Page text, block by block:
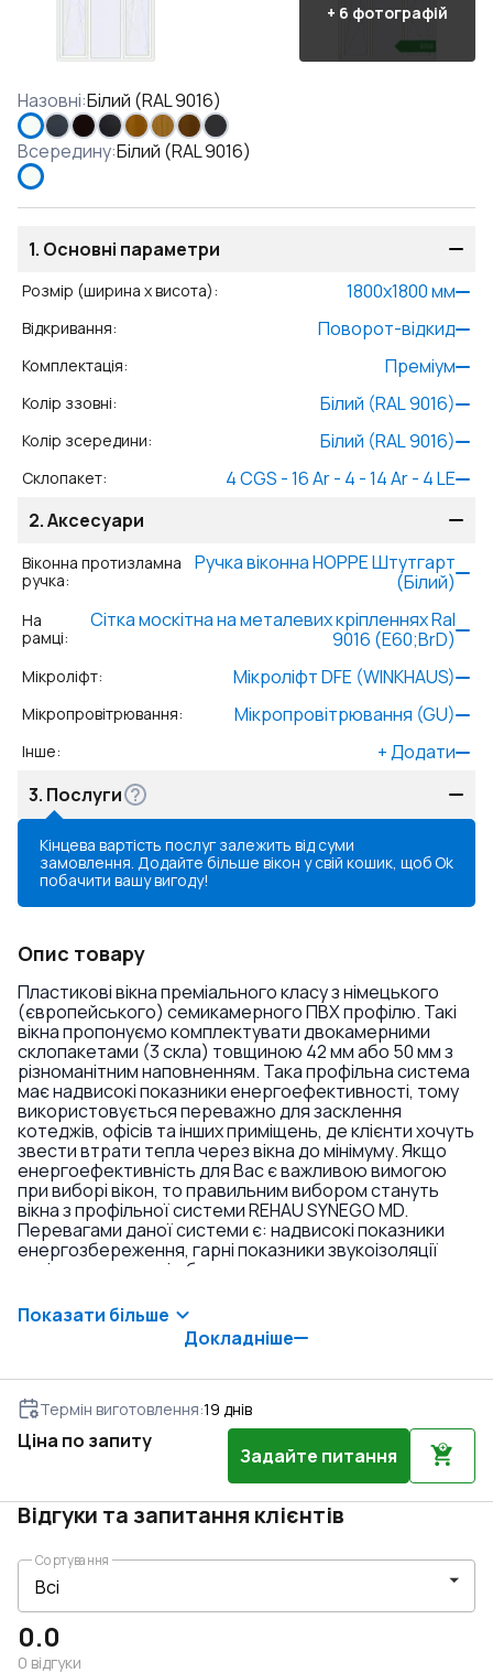
+ 6 фотографій
Назовні:Білий (RAL 9016)
Всередину:Білий (RAL 9016)
1. Основні параметри
Розмір (ширина x висота): 1800x1800мм
Відкривання: Поворот-відкид
Комплектація: Преміум
Колір ззовні: Білий (RAL 9016)
Колір зсередини: Білий (RAL 9016)
Склопакет:
4 CGS - 16 Ar - 4 - 14 Ar - 4 LE
2.Аксесуари
Віконна протизламна
ручка:
Ручка віконна HOPPE Штутгарт
(Білий)
На
рамці:
Сітка москітна на металевих кріпленнях Ral
9016 (Е60;BrD)
Мікроліфт: Мікроліфт DFE (WINKHAUS)
Мікропровітрювання: Мікропровітрювання (GU)
Інше: +Додати
3. Послуги
Кінцева вартість послуг залежить від суми
замовлення. Додайте більше вікон у свій кошик, щоб
побачити вашу вигоду!
Ok
Опис товару
Пластикові вікна преміального класу з німецького
(європейського) семикамерного ПВХ профілю. Такі
вікна пропонуємо комплектувати двокамерними
склопакетами (3 скла) товщиною 42 мм або 50 мм з
різноманітним наповненням. Така профільна система
має надвисокі показники енергоефективності, тому
використовується переважно для засклення
котеджів, офісів та інших приміщень, де клієнти хочуть
звести втрати тепла через вікна до мінімуму. Якщо
енергоефективність для Вас є важливою вимогою
при виборі вікон, то правильним вибором стануть
вікна з профільної системи REHAU SYNEGO MD.
Перевагами даної системи є: надвисокі показники
енергозбереження, гарні показники звукоізоляції
навіть у комплекті з базовими склопакетами,
встановлення склопакетів великої товщини. Якщо ви
бажаєте економити на енергоресурсах та мати
справді теплі вікна без турбот в експлуатації –
Показати більше
Докладніше
Термін виготовлення:19 днів
Ціна по запиту
Задайте питання
Відгуки та запитання клієнтів
0.0
0 відгуки
Сортування